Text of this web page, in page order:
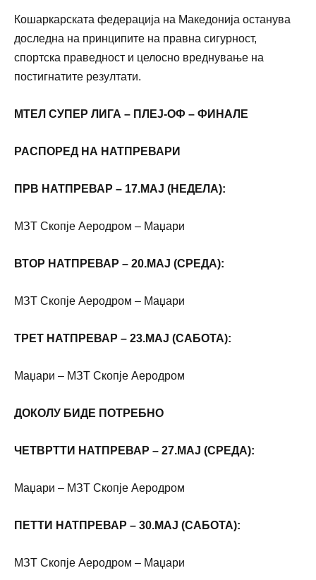
Кошаркарската федерација на Македонија останува
доследна на принципите на правна сигурност,
спортска праведност и целосно вреднување на
постигнатите резултати.
МТЕЛ СУПЕР ЛИГА – ПЛЕЈ-ОФ – ФИНАЛЕ
РАСПОРЕД НА НАТПРЕВАРИ
ПРВ НАТПРЕВАР – 17.МАЈ (НЕДЕЛА):
МЗТ Скопје Аеродром – Маџари
ВТОР НАТПРЕВАР – 20.МАЈ (СРЕДА):
МЗТ Скопје Аеродром – Маџари
ТРЕТ НАТПРЕВАР – 23.МАЈ (САБОТА):
Маџари – МЗТ Скопје Аеродром
ДОКОЛУ БИДЕ ПОТРЕБНО
ЧЕТВРТТИ НАТПРЕВАР – 27.МАЈ (СРЕДА):
Маџари – МЗТ Скопје Аеродром
ПЕТТИ НАТПРЕВАР – 30.МАЈ (САБОТА):
МЗТ Скопје Аеродром – Маџари